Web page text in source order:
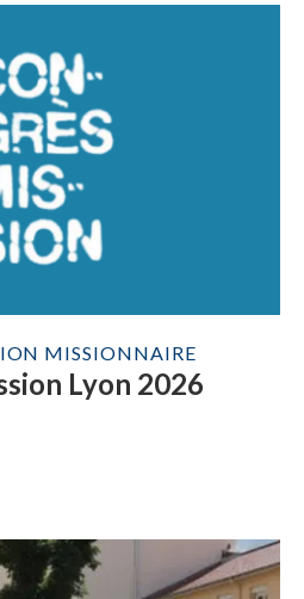
MISSIONNAIRE
Lyon 2026